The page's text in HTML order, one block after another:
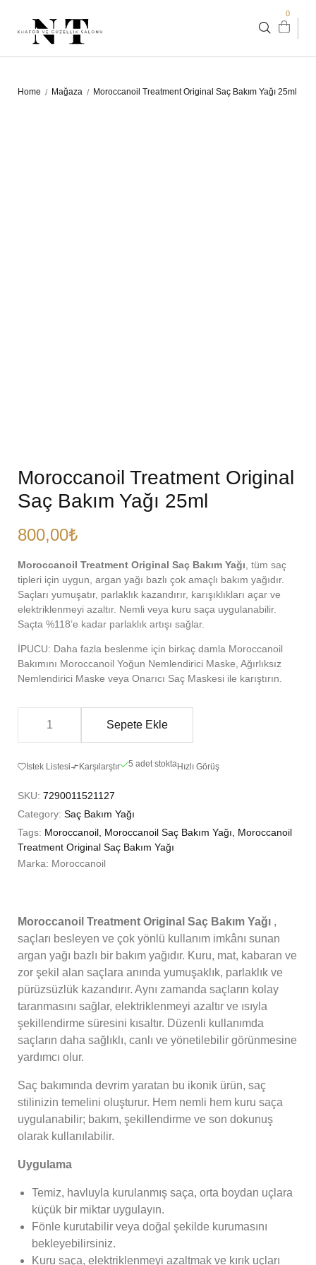
0
Home / Mağaza / Moroccanoil Treatment Original Saç Bakım Yağı 25ml
Moroccanoil Treatment Original
Saç Bakım Yağı 25ml
800,00₺
Moroccanoil Treatment Original Saç Bakım Yağı , tüm saç
tipleri için uygun, argan yağı bazlı çok amaçlı bakım yağıdır.
Saçları yumuşatır, parlaklık kazandırır, karışıklıkları açar ve
elektriklenmeyi azaltır. Nemli veya kuru saça uygulanabilir.
Saçta %118’e kadar parlaklık artışı sağlar.
İPUCU: Daha fazla beslenme için birkaç damla Moroccanoil
Bakımını Moroccanoil Yoğun Nemlendirici Maske, Ağırlıksız
Nemlendirici Maske veya Onarıcı Saç Maskesi ile karıştırın.
Sepete Ekle
İstek Listesi Karşılarştır 5 adet stoktaHızlı Görüş
SKU: 7290011521127
Category: Saç Bakım Yağı
Tags: Moroccanoil Moroccanoil Saç Bakım Yağı
Moroccanoil
Treatment Original Saç Bakım Yağı
Marka: Moroccanoil
Moroccanoil Treatment Original Saç Bakım Yağı ,
saçları besleyen ve çok yönlü kullanım imkânı sunan
argan yağı bazlı bir bakım yağıdır. Kuru, mat, kabaran ve
zor şekil alan saçlara anında yumuşaklık, parlaklık ve
pürüzsüzlük kazandırır. Aynı zamanda saçların kolay
taranmasını sağlar, elektriklenmeyi azaltır ve ısıyla
şekillendirme süresini kısaltır. Düzenli kullanımda
saçların daha sağlıklı, canlı ve yönetilebilir görünmesine
yardımcı olur.
Saç bakımında devrim yaratan bu ikonik ürün, saç
stilinizin temelini oluşturur. Hem nemli hem kuru saça
uygulanabilir; bakım, şekillendirme ve son dokunuş
olarak kullanılabilir.
Uygulama
Temiz, havluyla kurulanmış saça, orta boydan uçlara
küçük bir miktar uygulayın.
Fönle kurutabilir veya doğal şekilde kurumasını
bekleyebilirsiniz.
Kuru saça, elektriklenmeyi azaltmak ve kırık uçları